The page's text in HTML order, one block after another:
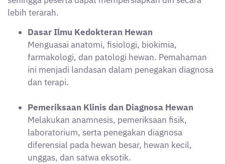
lebih terarah.
Dasar Ilmu Kedokteran Hewan
Menguasai anatomi, fisiologi, biokimia,
farmakologi, dan patologi hewan. Pemahaman
ini menjadi landasan dalam penegakan diagnosa
dan terapi.
Pemeriksaan Klinis dan Diagnosa Hewan
Melakukan anamnesis, pemeriksaan fisik,
laboratorium, serta penegakan diagnosa
diferensial pada hewan besar, hewan kecil,
unggas, dan satwa eksotik.